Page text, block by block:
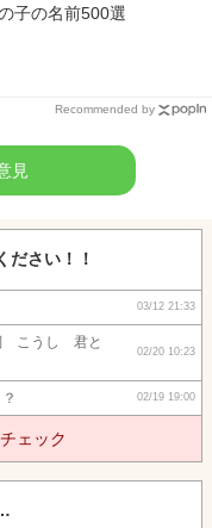
子の名前500選
Recommended by
見
ださい！！
03/12 21:33
こうし 君と
02/20 10:23
02/19 19:00
ェック